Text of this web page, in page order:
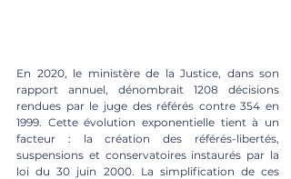
En 2020, le ministère de la Justice, dans son
rapport annuel, dénombrait 1208 décisions
rendues par le juge des référés contre 354 en
1999. Cette évolution exponentielle tient à un
facteur : la création des référés-libertés,
suspensions et conservatoires instaurés par la
loi du 30 juin 2000. La simplification de ces